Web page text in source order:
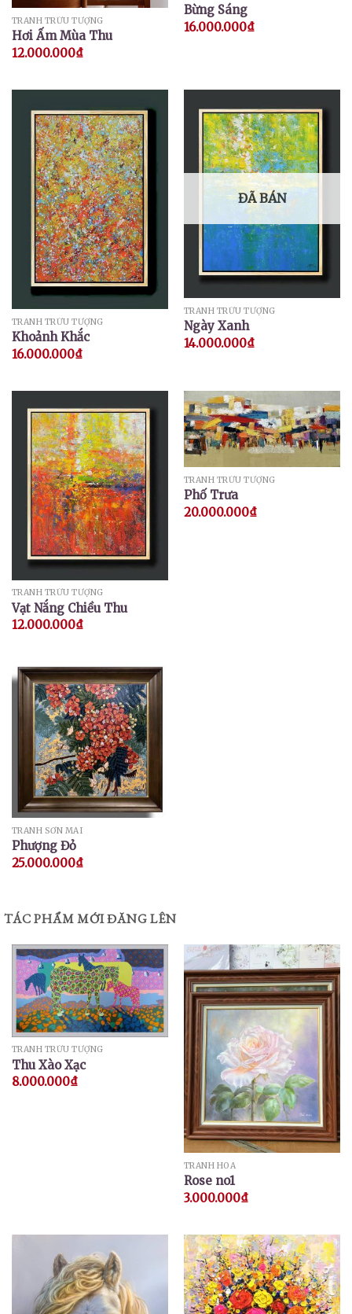
TRANH TRỪU TƯỢNG
Hơi Ấm Mùa Thu
12.000.000₫
Bừng Sáng
16.000.000₫
TRANH TRỪU TƯỢNG
Khoảnh Khắc
16.000.000₫
ĐÃ BÁN
TRANH TRỪU TƯỢNG
Ngày Xanh
14.000.000₫
TRANH TRỪU TƯỢNG
Vạt Nắng Chiều Thu
12.000.000₫
TRANH TRỪU TƯỢNG
Phố Trưa
20.000.000₫
TRANH SƠN MÀI
Phượng Đỏ
25.000.000₫
TÁC PHẨM MỚI ĐĂNG LÊN
TRANH TRỪU TƯỢNG
Thu Xào Xạc
8.000.000₫
TRANH HOA
Rose no1
3.000.000₫